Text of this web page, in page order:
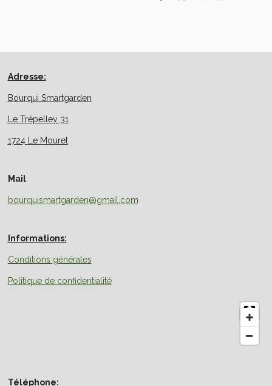
e
e
e
e
Adresse:
Bourqui Smartgarden
Le Trépelley 31
1724 Le Mouret
Mail:
bourquismartgarden@gmail.com
Informations:
Conditions générales
Politique de confidentialité
Téléphone: